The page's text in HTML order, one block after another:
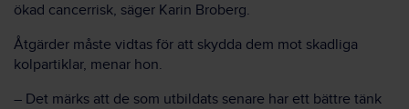
ökad cancerrisk, säger Karin Broberg.
Åtgärder måste vidtas för att skydda dem mot skadliga
kolpartiklar, menar hon.
– Det märks att de som utbildats senare har ett bättre tänk